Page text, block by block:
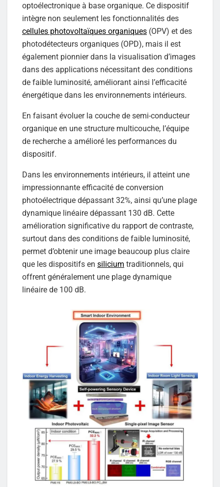
optoélectronique à base organique. Ce dispositif
intègre non seulement les fonctionnalités des
cellules photovoltaïques organiques (OPV) et des
photodétecteurs organiques (OPD), mais il est
également pionnier dans la visualisation d’images
dans des applications nécessitant des conditions
de faible luminosité, améliorant ainsi l’efficacité
énergétique dans les environnements intérieurs.
En faisant évoluer la couche de semi-conducteur
organique en une structure multicouche, l’équipe
de recherche a amélioré les performances du
dispositif.
Dans les environnements intérieurs, il atteint une
impressionnante efficacité de conversion
photoélectrique dépassant 32%, ainsi qu’une plage
dynamique linéaire dépassant 130 dB. Cette
amélioration significative du rapport de contraste,
surtout dans des conditions de faible luminosité,
permet d’obtenir une image beaucoup plus claire
que les dispositifs en silicium traditionnels, qui
offrent généralement une plage dynamique
linéaire de 100 dB.